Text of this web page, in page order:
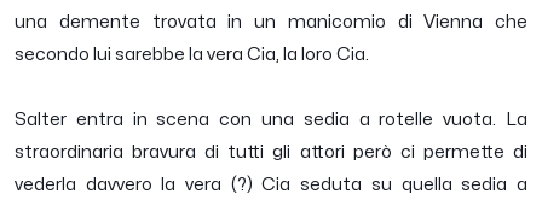
una demente trovata in un manicomio di Vienna che
secondo lui sarebbe la vera Cia, la loro Cia.
Salter entra in scena con una sedia a rotelle vuota. La
straordinaria bravura di tutti gli attori però ci permette di
vederla davvero la vera (?) Cia seduta su quella sedia a